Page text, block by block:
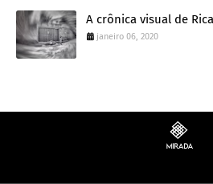
A crônica visual de
janeiro 06, 2020